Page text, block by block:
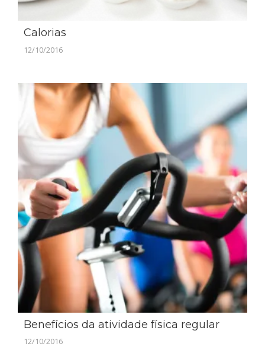
Calorias
12/10/2016
Benefícios da atividade física regular
12/10/2016